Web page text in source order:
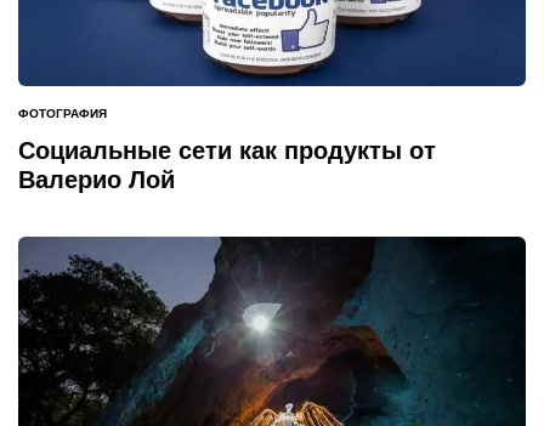
ОПУБЛИКОВАНО
В
ФОТОГРАФИЯ
Социальные сети как продукты от
Валерио Лой